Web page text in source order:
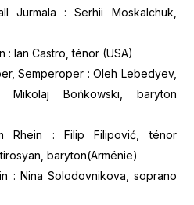
Jurmala : Serhii Moskalchuk,
: Ian Castro, ténor (USA)
Semperoper : Oleh Lebedyev,
Mikolaj Bońkowski, baryton
Rhein : Filip Filipović, ténor
baryton(Arménie)
: Nina Solodovnikova, soprano